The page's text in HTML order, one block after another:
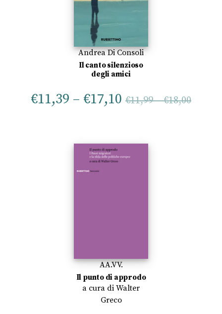
Andrea Di Consoli
Il canto silenzioso
degli amici
€11,39 – €17,10 €11,99–€18,00
AA.VV.
Il punto di approdo
a cura di Walter
Greco